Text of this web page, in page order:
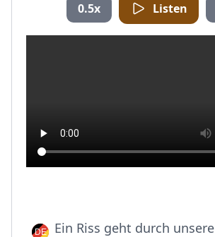
0.5x Listen
Ein Riss geht durch unsere